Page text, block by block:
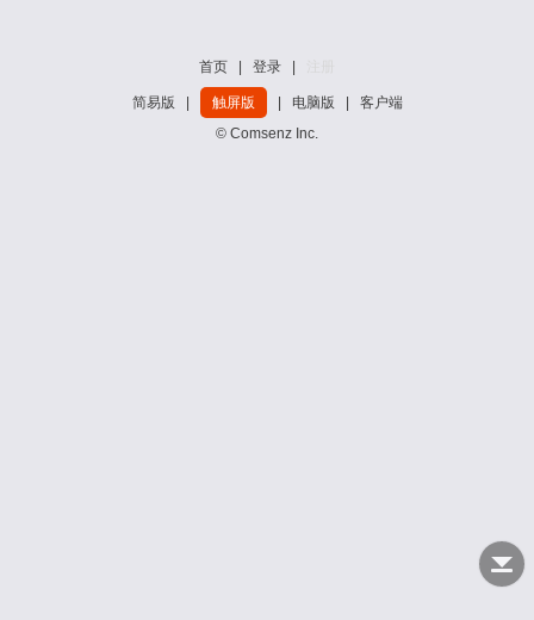
首页 登录
简易版 触屏版 电脑版
客户端
© Comsenz Inc.